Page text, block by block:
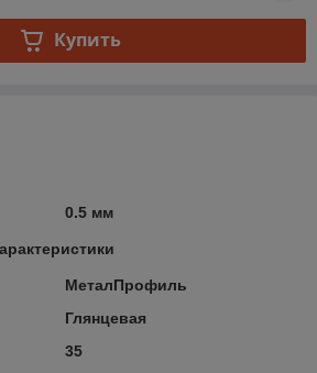
Купить
0.5 мм
МеталПрофиль
Глянцевая
35